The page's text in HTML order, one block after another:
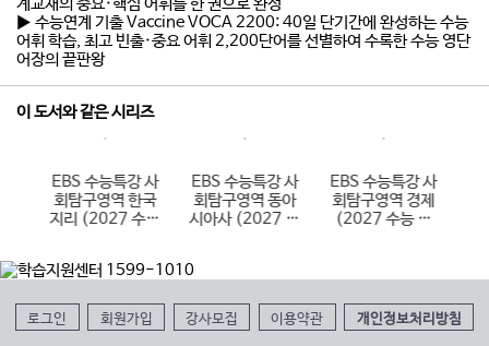
계교재의 중요·핵심 어휘를 한 권으로 완성
▶ 수능연계 기출 Vaccine VOCA 2200: 40일 단기간에 완성하는 수능
어휘 학습, 최고 빈출·중요 어휘 2,200단어를 선별하여 수록한 수능 영단
어장의 끝판왕
이 도서와 같은 시리즈
EBS 수능특강 사
회탐구영역 한국
지리 (2027 수능
EBS 수능특강 사
회탐구영역 동아
시아사 (2027 수
EBS 수능특강 사
회탐구영역 경제
(2027 수능 대
로그인 회원가입 강사모집 이용약관 개인정보처리방침